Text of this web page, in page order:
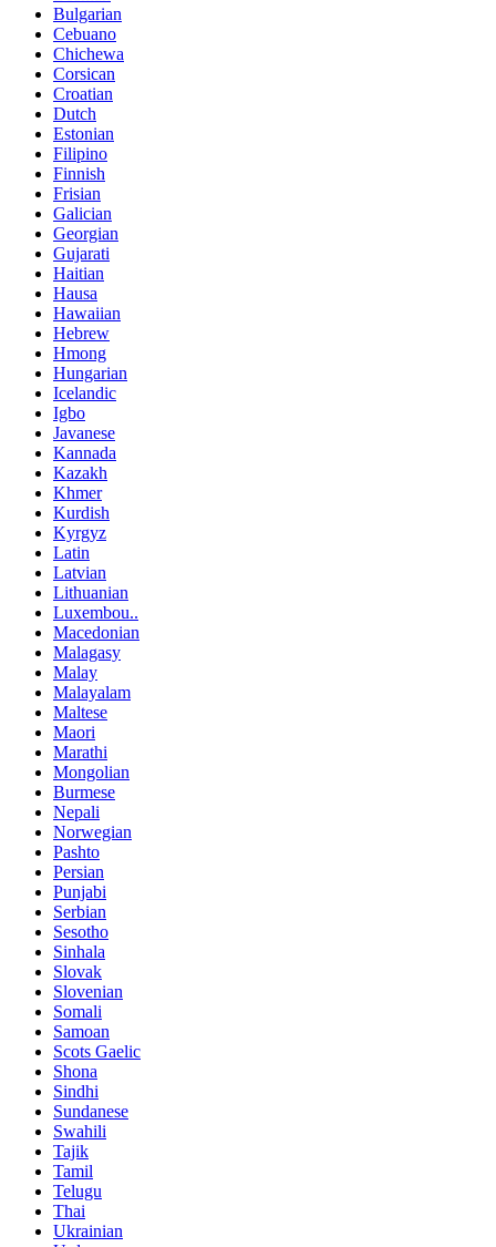
Bulgarian
Cebuano
Chichewa
Corsican
Croatian
Dutch
Estonian
Filipino
Finnish
Frisian
Galician
Georgian
Gujarati
Haitian
Hausa
Hawaiian
Hebrew
Hmong
Hungarian
Icelandic
Igbo
Javanese
Kannada
Kazakh
Khmer
Kurdish
Kyrgyz
Latin
Latvian
Lithuanian
Luxembou..
Macedonian
Malagasy
Malay
Malayalam
Maltese
Maori
Marathi
Mongolian
Burmese
Nepali
Norwegian
Pashto
Persian
Punjabi
Serbian
Sesotho
Sinhala
Slovak
Slovenian
Somali
Samoan
Scots Gaelic
Shona
Sindhi
Sundanese
Swahili
Tajik
Tamil
Telugu
Thai
Ukrainian